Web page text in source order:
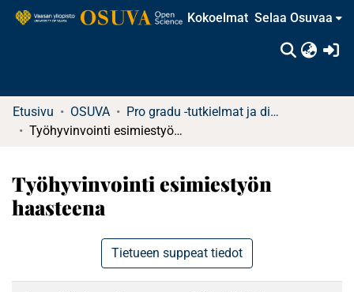
Kokoelmat Selaa Osuvaa
Etusivu OSUVA
Pro gradu -tutkielmat ja diplomityöt (rajattu saatavuus)
Työhyvinvointi esimiestyön haasteena
Työhyvinvointi esimiestyön
haasteena
Tietueen suppeat tiedot